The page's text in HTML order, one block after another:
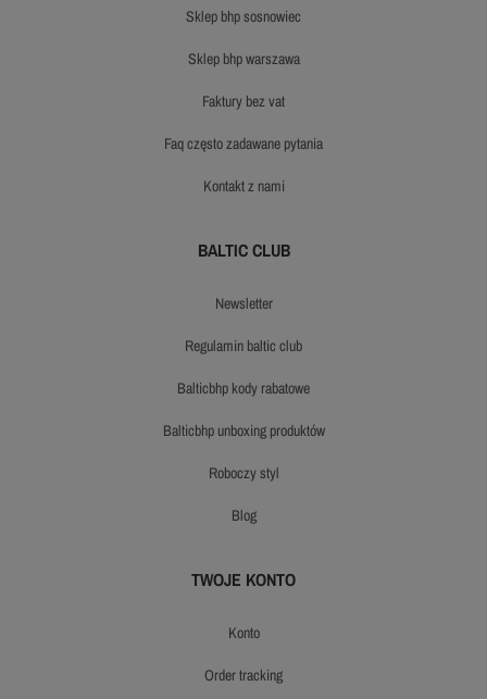
sklep bhp sosnowiec
sklep bhp warszawa
faktury bez vat
faq często zadawane pytania
kontakt z nami
BALTIC CLUB
newsletter
regulamin baltic club
balticbhp kody rabatowe
balticbhp unboxing produktów
roboczy styl
blog
TWOJE KONTO
konto
order tracking